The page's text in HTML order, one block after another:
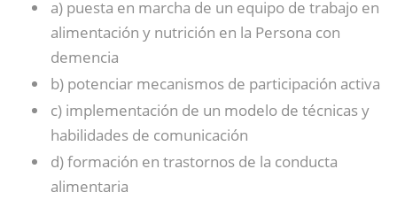
a) puesta en marcha de un equipo de trabajo en
alimentación y nutrición en la Persona con
demencia
b) potenciar mecanismos de participación activa
c) implementación de un modelo de técnicas y
habilidades de comunicación
d) formación en trastornos de la conducta
alimentaria